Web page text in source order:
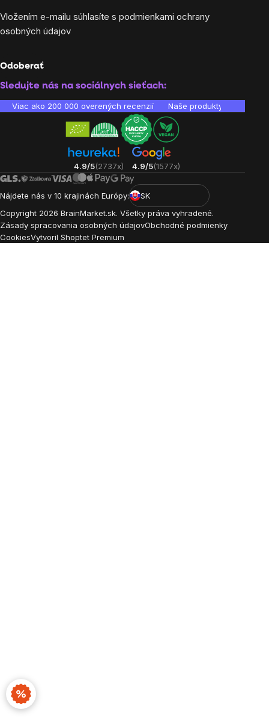
Vložením e-mailu súhlasíte s podmienkami ochrany
osobných údajov
Odoberať
Sledujte nás na sociálnych sieťach:
Viac ako 200 000 overených recenzií Naše produkty sú
4.9/5(2737x) 4.9/5(1577x)
Nájdete nás v 10 krajinách Európy:
SK
Copyright 2026 BrainMarket.sk. Všetky práva vyhradené.
Zásady spracovania osobných údajovObchodné podmienky
CookiesVytvoril Shoptet Premium